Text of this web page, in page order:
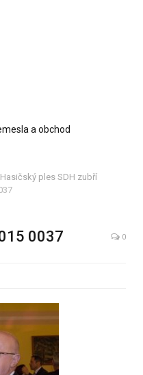
Hasičský ples SDH zubří
0037 0